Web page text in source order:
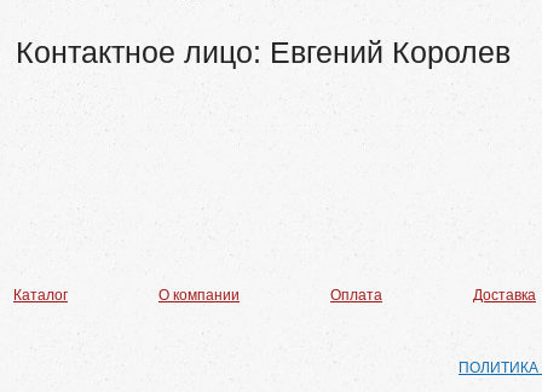
Контактное лицо: Евгений Королев
Каталог О компании Оплата Доставка